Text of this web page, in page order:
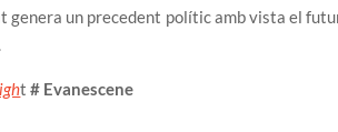
genera un precedent polític amb vista el
t# Evanescene